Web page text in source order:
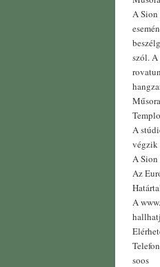
A
szól.
A
végzik
A
Az
A
soos